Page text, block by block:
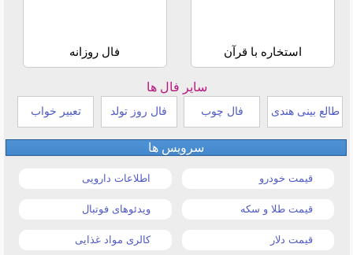
استخاره با قرآن فال روزانه
سایر فال ها
طالع بینی هندی فال چوب فال روز تولد تعبیر خواب
سرویس ها
قیمت خودرو اطلاعات دارویی
قیمت طلا و سکه ویدئوهای فوتبال
قیمت دلار کالری مواد غذایی